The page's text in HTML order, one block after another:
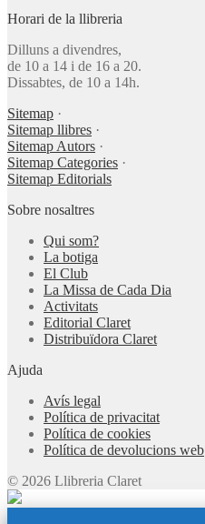
Horari de la llibreria
Dilluns a divendres,
de 10 a 14 i de 16 a 20.
Dissabtes, de 10 a 14h.
Sitemap ·
Sitemap llibres ·
Sitemap Autors ·
Sitemap Categories ·
Sitemap Editorials
Sobre nosaltres
Qui som?
La botiga
El Club
La Missa de Cada Dia
Activitats
Editorial Claret
Distribuïdora Claret
Ajuda
Avís legal
Política de privacitat
Política de cookies
Política de devolucions web
© 2026 Llibreria Claret